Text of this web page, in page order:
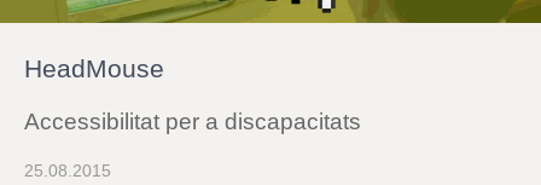
a
HeadMouse
Accessibilitat per a discapacitats
25.08.2015